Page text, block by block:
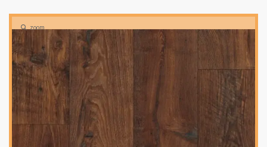
zoom